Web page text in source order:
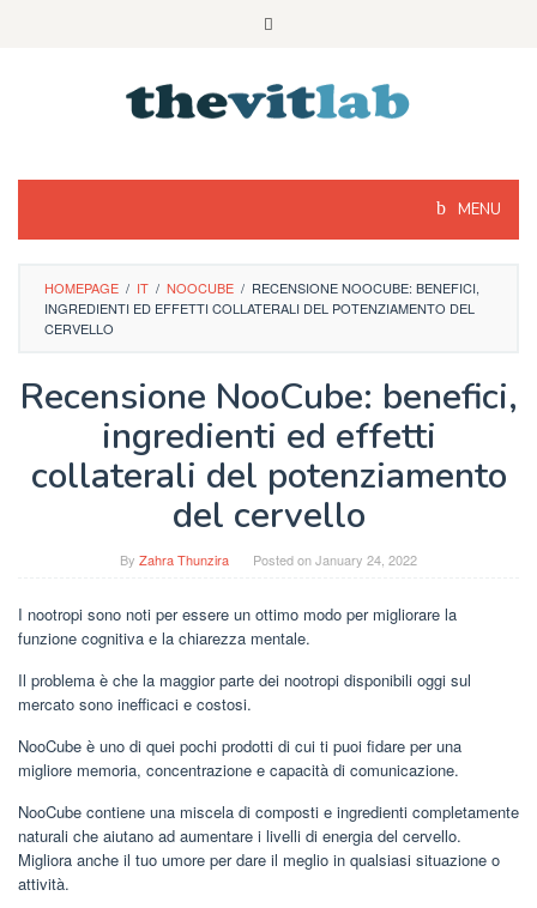
MENU
HOMEPAGE / IT / NOOCUBE / RECENSIONE NOOCUBE: BENEFICI,
INGREDIENTI ED EFFETTI COLLATERALI DEL POTENZIAMENTO DEL
CERVELLO
Recensione NooCube: benefici,
ingredienti ed effetti
collaterali del potenziamento
del cervello
By Zahra Thunzira Posted onJanuary 24, 2022
I nootropi sono noti per essere un ottimo modo per migliorare la
funzione cognitiva e la chiarezza mentale.
Il problema è che la maggior parte dei nootropi disponibili oggi sul
mercato sono inefficaci e costosi.
NooCube è uno di quei pochi prodotti di cui ti puoi fidare per una
migliore memoria, concentrazione e capacità di comunicazione.
NooCube contiene una miscela di composti e ingredienti completamente
naturali che aiutano ad aumentare i livelli di energia del cervello.
Migliora anche il tuo umore per dare il meglio in qualsiasi situazione o
attività.